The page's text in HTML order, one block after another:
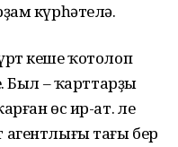
күрһәтелә.
кеше ҡотолоп
Был – ҡарттарҙы
өс ир-ат. Әле
тағы бер